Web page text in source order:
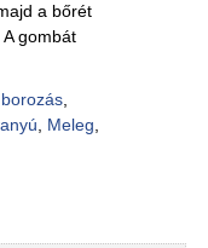
a bőrét
gombát
,
Meleg